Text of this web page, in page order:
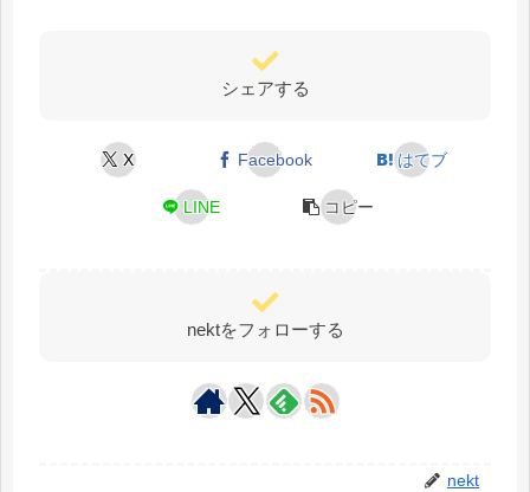
シェアする
X Facebook はてブ
LINE コピー
nektをフォローする
nekt